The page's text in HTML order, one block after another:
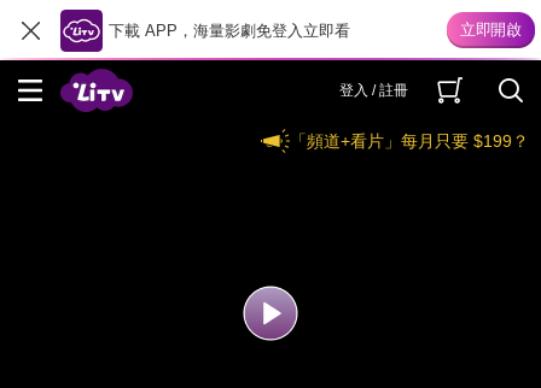
下載 APP，海量影劇免登入立即看
登入 / 註冊
「頻道+看片」每月只要 $199？